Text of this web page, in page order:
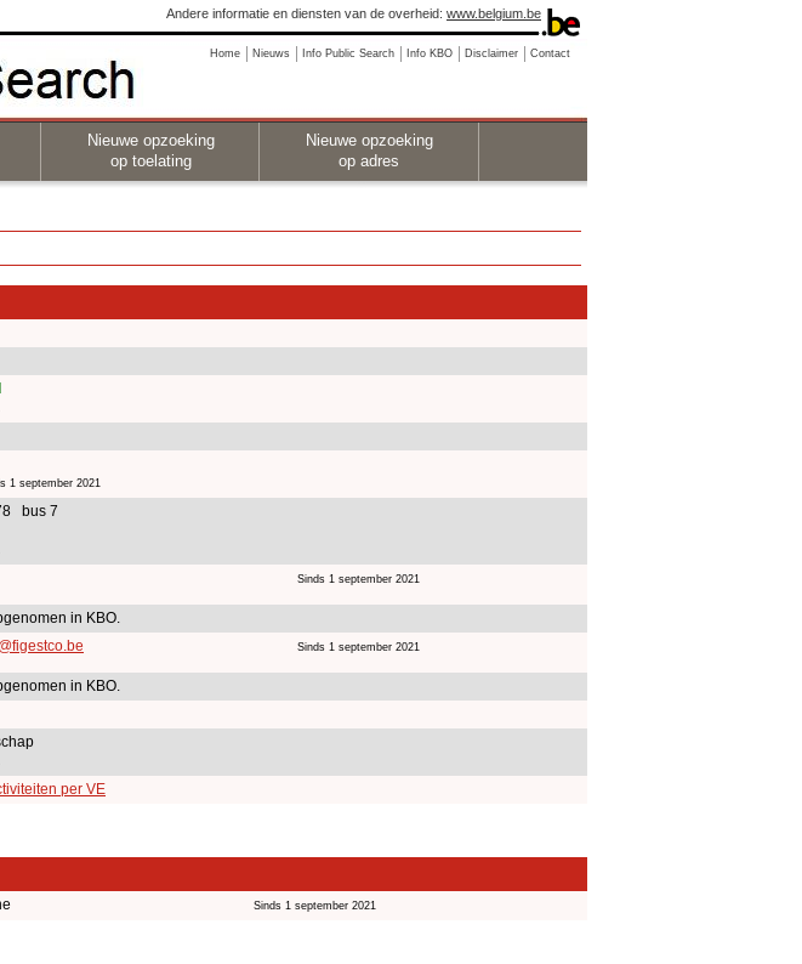
Andere informatie en diensten van de overheid: www.belgium.be
Home Nieuws Info Public Search Info KBO Disclaimer Contact
Nieuwe opzoeking
op toelating
Nieuwe opzoeking
op adres
1 september 2021
bus 7
Sinds 1 september 2021
in KBO.
Sinds 1 september 2021
in KBO.
per VE
Sinds 1 september 2021